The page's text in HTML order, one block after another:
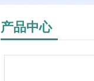
产品中心